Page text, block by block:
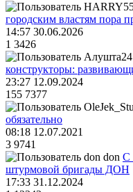
городским властям пора
14:57 30.06.2026
1 3426
конструкторы:
23:27 12.09.2024
155 7377
обязательно
08:18 12.07.2021
3 9741
don С
штурмовой бригады ДОН
17:33 31.12.2024